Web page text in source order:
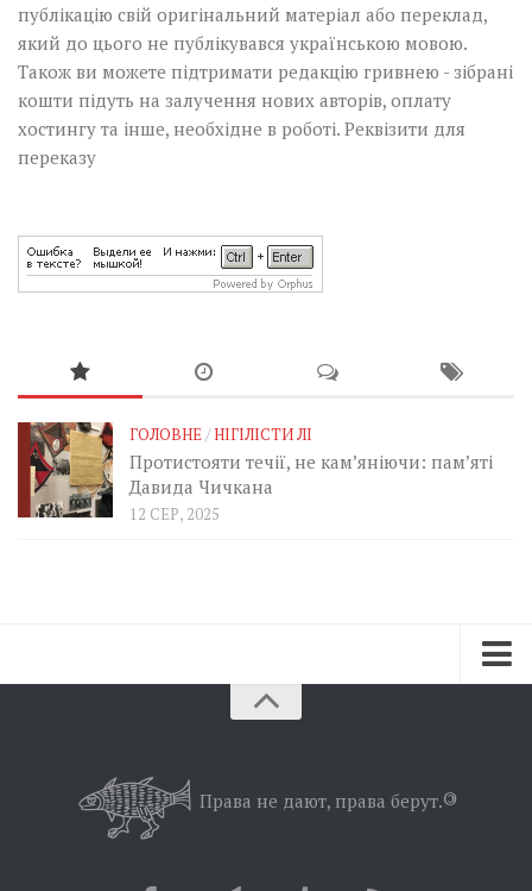
публікацію свій оригінальний матеріал або переклад,
який до цього не публікувався українською мовою.
Також ви можете підтримати редакцію гривнею - зібрані
кошти підуть на залучення нових авторів, оплату
хостингу та інше, необхідне в роботі. Реквізити для
переказу
ГОЛОВНЕ/НІГІЛІСТИ ЛІ
Протистояти течії, не кам’яніючи: пам’яті
Давида Чичкана
12 СЕР, 2025
Позиція
Права не дают, права берут.©